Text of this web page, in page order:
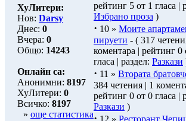
ХуЛитери:
Нов: Darsy
Днес: 0
Вчера: 0
Общо: 14243
Онлайн са:
Анонимни: 8197
ХуЛитери: 0
Всичко: 8197
» още статистика
рейтинг 5 от 1 гласа |
Избрано проза )
· 10 » Моите
пируети - ( 317
коментара | рейтинг 0
гласа | раздел: Разкази
· 11 » Втората
384 четения | 1
рейтинг 0 от 0 гласа |
Разкази )
· 12 » Ресторант